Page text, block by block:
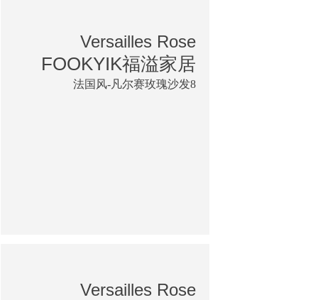
Versailles Rose
FOOKYIK福溢家居
法国风-凡尔赛玫瑰沙发8
Versailles Rose